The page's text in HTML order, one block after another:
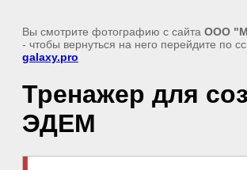
Вы смотрите фотографию с сайта ООО
- чтобы вернуться на него перейдите по
galaxy.pro
Тренажер для
ЭДЕМ